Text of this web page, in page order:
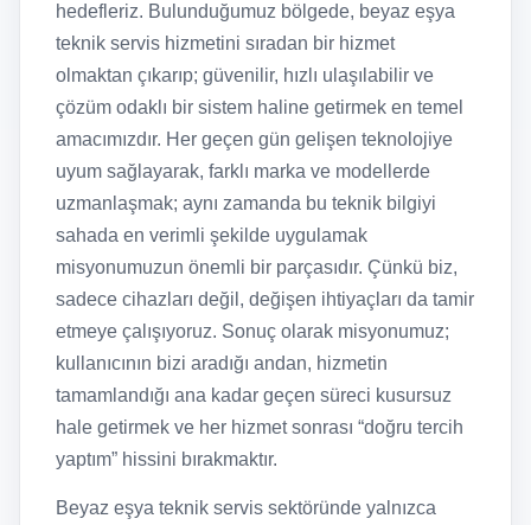
hedefleriz. Bulunduğumuz bölgede, beyaz eşya
teknik servis hizmetini sıradan bir hizmet
olmaktan çıkarıp; güvenilir, hızlı ulaşılabilir ve
çözüm odaklı bir sistem haline getirmek en temel
amacımızdır. Her geçen gün gelişen teknolojiye
uyum sağlayarak, farklı marka ve modellerde
uzmanlaşmak; aynı zamanda bu teknik bilgiyi
sahada en verimli şekilde uygulamak
misyonumuzun önemli bir parçasıdır. Çünkü biz,
sadece cihazları değil, değişen ihtiyaçları da tamir
etmeye çalışıyoruz. Sonuç olarak misyonumuz;
kullanıcının bizi aradığı andan, hizmetin
tamamlandığı ana kadar geçen süreci kusursuz
hale getirmek ve her hizmet sonrası “doğru tercih
yaptım” hissini bırakmaktır.
Beyaz eşya teknik servis sektöründe yalnızca